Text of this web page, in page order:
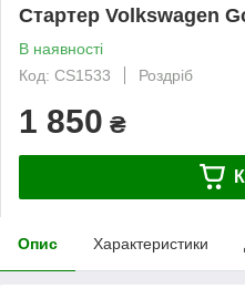
Стартер Volkswagen
В наявності
Код: CS1533
Роздріб
1 850 ₴
Опис Характеристики